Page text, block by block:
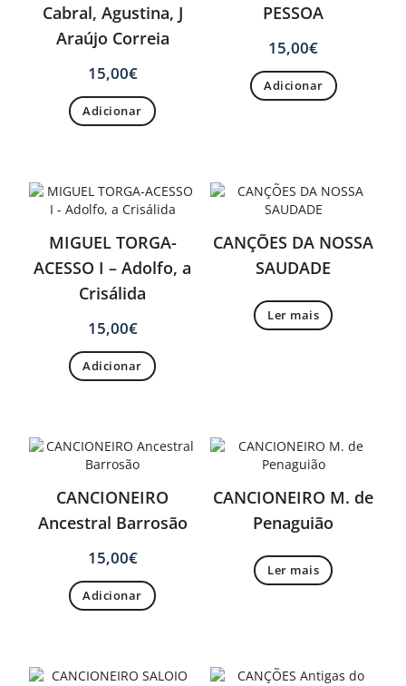
Cabral, Agustina, J
Araújo Correia
15,00€
Adicionar
PESSOA
15,00€
Adicionar
MIGUEL TORGA-
ACESSO I – Adolfo, a
Crisálida
15,00€
Adicionar
CANÇÕES DA NOSSA
SAUDADE
Ler mais
CANCIONEIRO
Ancestral Barrosão
15,00€
Adicionar
CANCIONEIRO M. de
Penaguião
Ler mais